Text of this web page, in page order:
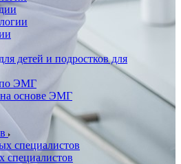
детей и подростков для
ЭМГ
основе ЭМГ
специалистов
специалистов